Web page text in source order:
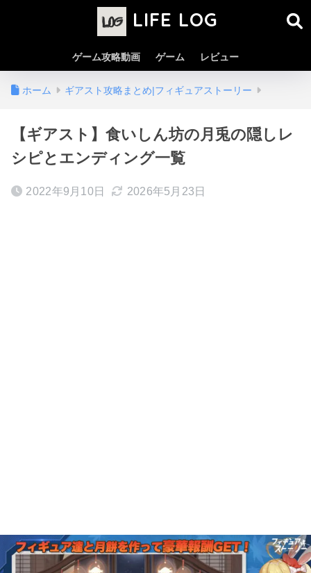
LIFE LOG
ゲーム攻略動画 ゲーム レビュー
ホーム ギアスト攻略まとめ|フィギュアストーリー
【ギアスト】食いしん坊の月兎の隠しレ
シピとエンディング一覧
2022年9月10日 2026年5月23日